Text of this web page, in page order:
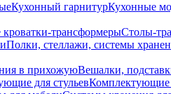
Кухонный гарнитурКухонные
кроватки-трансформерыСтолы-
Полки, стеллажи, системы
в прихожуюВешалки,
для стульевКомплектующие